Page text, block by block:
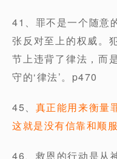
41、罪不是一个随意
张反对至上的权威。
节上违背了律法，而
守的‘律法’。p470
45、 真正能用来衡量
这就是没有信靠和顺服
46、救恩的行动是从